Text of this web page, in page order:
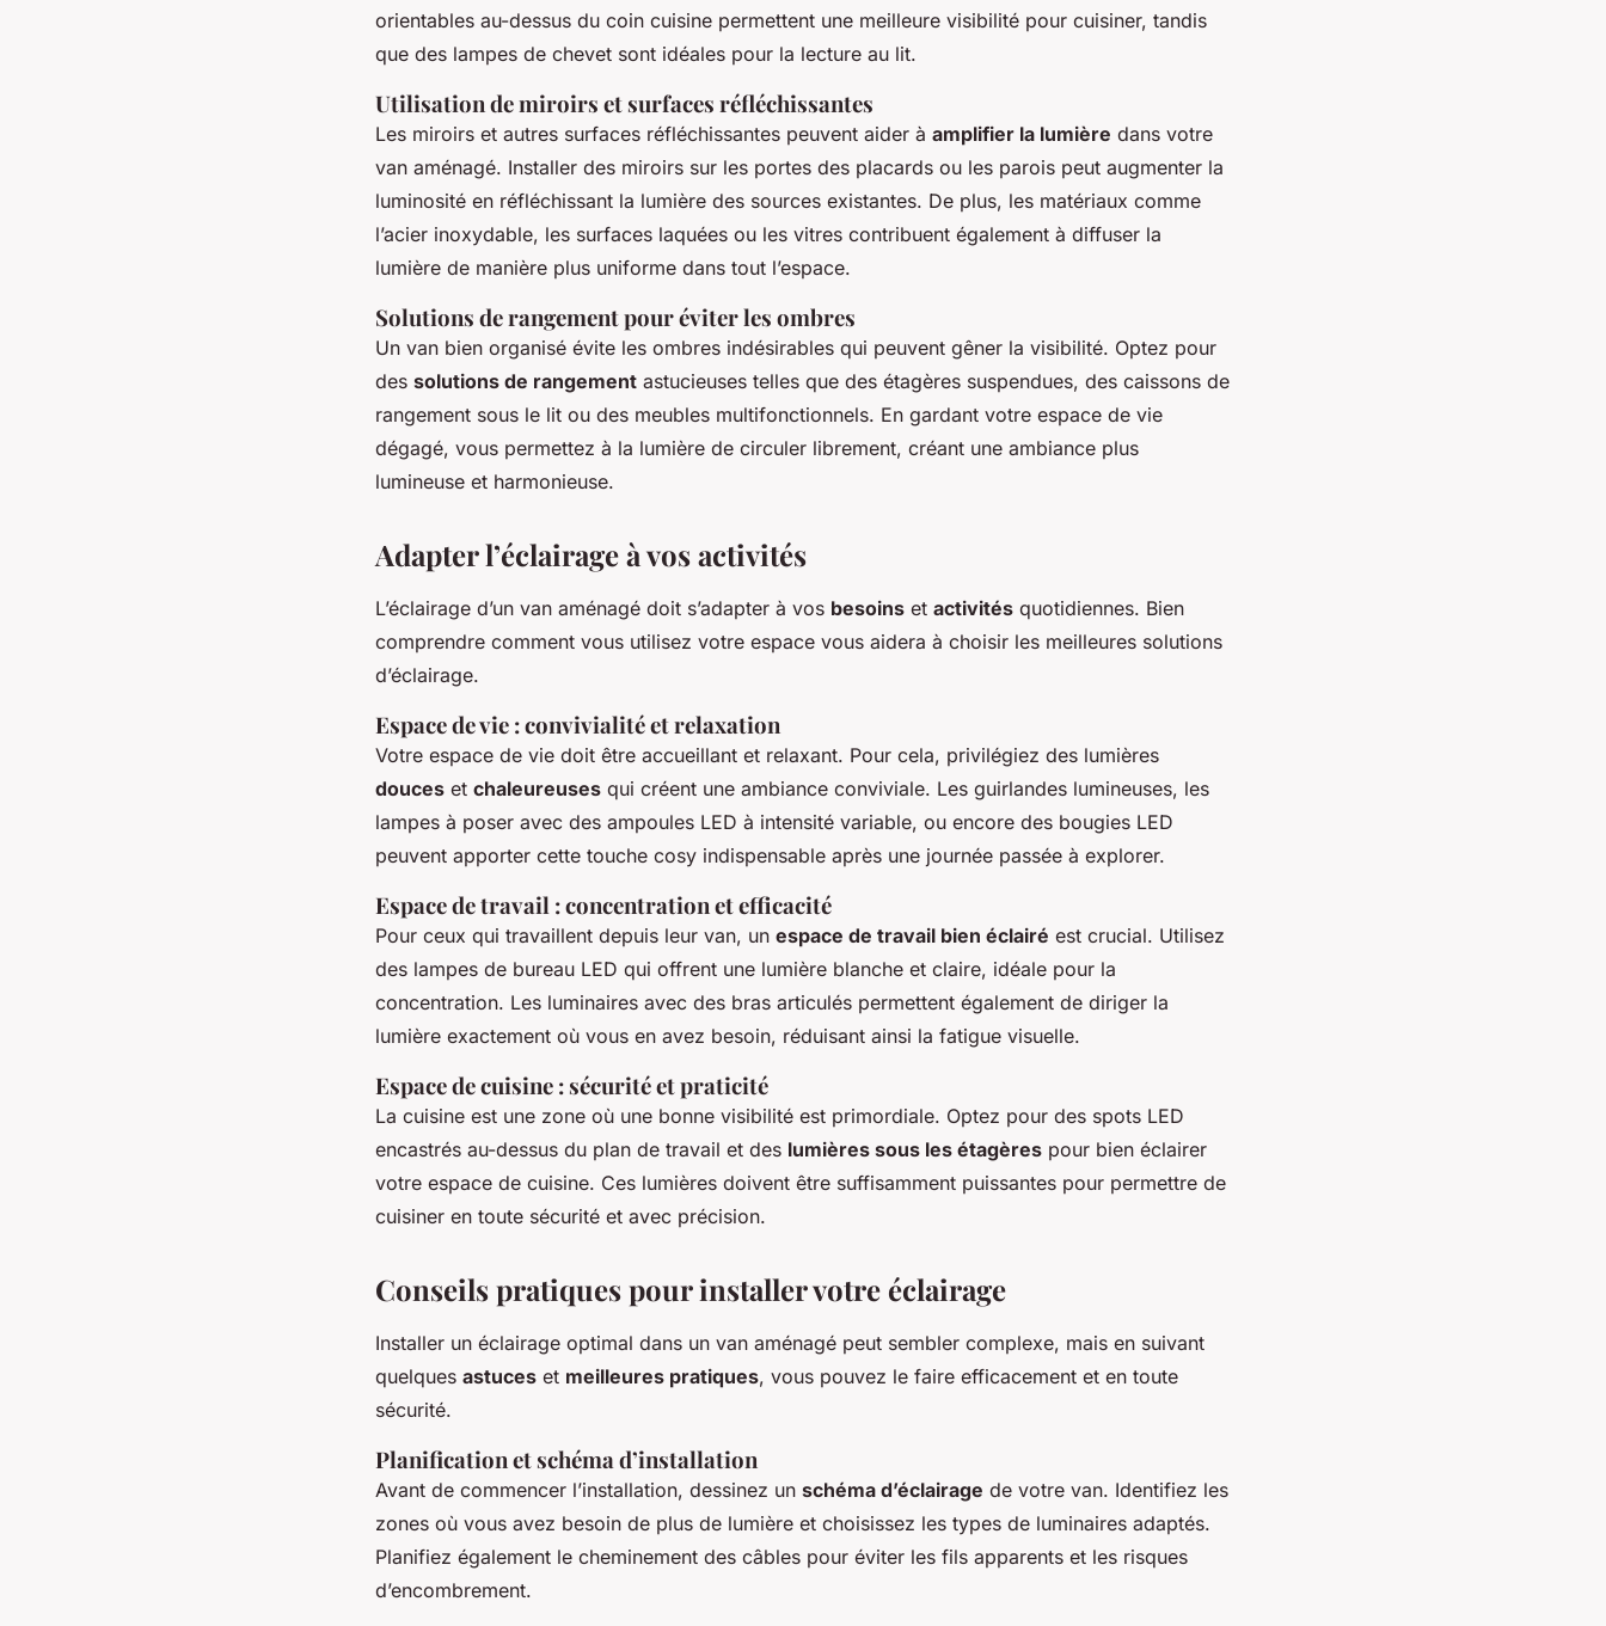
orientables au-dessus du coin cuisine permettent une meilleure visibilité pour cuisiner, tandis
que des lampes de chevet sont idéales pour la lecture au lit.
Utilisation de miroirs et surfaces réfléchissantes
Les miroirs et autres surfaces réfléchissantes peuvent aider à amplifier la lumière dans votre
van aménagé. Installer des miroirs sur les portes des placards ou les parois peut augmenter la
luminosité en réfléchissant la lumière des sources existantes. De plus, les matériaux comme
l’acier inoxydable, les surfaces laquées ou les vitres contribuent également à diffuser la
lumière de manière plus uniforme dans tout l’espace.
Solutions de rangement pour éviter les ombres
Un van bien organisé évite les ombres indésirables qui peuvent gêner la visibilité. Optez pour
des solutions de rangement astucieuses telles que des étagères suspendues, des caissons de
rangement sous le lit ou des meubles multifonctionnels. En gardant votre espace de vie
dégagé, vous permettez à la lumière de circuler librement, créant une ambiance plus
lumineuse et harmonieuse.
Adapter l’éclairage à vos activités
L’éclairage d’un van aménagé doit s’adapter à vos besoins et activités quotidiennes. Bien
comprendre comment vous utilisez votre espace vous aidera à choisir les meilleures solutions
d’éclairage.
Espace de vie : convivialité et relaxation
Votre espace de vie doit être accueillant et relaxant. Pour cela, privilégiez des lumières
douces et chaleureuses qui créent une ambiance conviviale. Les guirlandes lumineuses, les
lampes à poser avec des ampoules LED à intensité variable, ou encore des bougies LED
peuvent apporter cette touche cosy indispensable après une journée passée à explorer.
Espace de travail : concentration et efficacité
Pour ceux qui travaillent depuis leur van, un espace de travail bien éclairé est crucial. Utilisez
des lampes de bureau LED qui offrent une lumière blanche et claire, idéale pour la
concentration. Les luminaires avec des bras articulés permettent également de diriger la
lumière exactement où vous en avez besoin, réduisant ainsi la fatigue visuelle.
Espace de cuisine : sécurité et praticité
La cuisine est une zone où une bonne visibilité est primordiale. Optez pour des spots LED
encastrés au-dessus du plan de travail et des lumières sous les étagères pour bien éclairer
votre espace de cuisine. Ces lumières doivent être suffisamment puissantes pour permettre de
cuisiner en toute sécurité et avec précision.
Conseils pratiques pour installer votre éclairage
Installer un éclairage optimal dans un van aménagé peut sembler complexe, mais en suivant
quelques astuces et meilleures pratiques, vous pouvez le faire efficacement et en toute
sécurité.
Planification et schéma d’installation
Avant de commencer l’installation, dessinez un schéma d’éclairage de votre van. Identifiez les
zones où vous avez besoin de plus de lumière et choisissez les types de luminaires adaptés.
Planifiez également le cheminement des câbles pour éviter les fils apparents et les risques
d’encombrement.